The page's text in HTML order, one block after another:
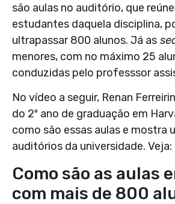
são aulas no auditório, que
estudantes daquela disciplina,
ultrapassar 800 alunos. Já as
menores, com no máximo 25
conduzidas pelo professsor
No vídeo a seguir, Renan
do 2º ano de graduação em
como são essas aulas e mostra
auditórios da universidade. Veja:
Como são as aulas
com mais de 800